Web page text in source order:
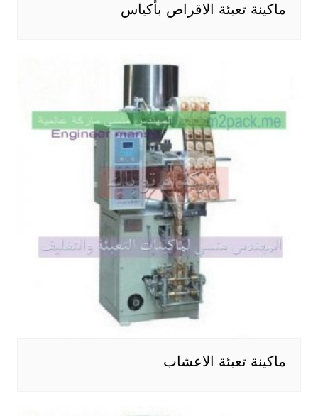
ماكينة تعبئة الاقراص بأكياس
ماكينة تعبئة الاعشاب